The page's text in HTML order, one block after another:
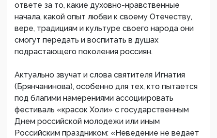
ответе за то, какие духовно-нравственные
начала, какой опыт любви к своему Отечеству,
вере, традициям и культуре своего народа они
смогут передать и воспитать в душах
подрастающего поколения россиян.
Актуально звучат и слова святителя Игнатия
(Брянчанинова), особенно для тех, кто пытается
под благими намерениями ассоциировать
фестиваль «красок Холи» с государственным
Днем российской молодежи или иным
Российским праздником: «Неведение не ведает